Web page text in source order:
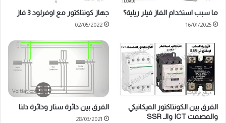
ما سبب استخدام الفاز فيلر ريلية؟
16/01/2025
جهاز كونتاكتور مع اوفرلود 3 فاز
02/05/2022
الفرق بين الكونتاكتور الميكانيكي
والمصمت ICT والـ SSR
الفرق بين دائرة ستار ودائرة دلتا
28/03/2021